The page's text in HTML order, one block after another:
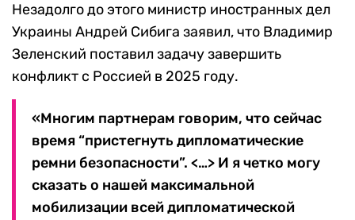
Незадолго до этого министр иностранных дел
Украины Андрей Сибига заявил, что Владимир
Зеленский поставил задачу завершить
конфликт с Россией в 2025 году.
«Многим партнерам говорим, что сейчас
время “пристегнуть дипломатические
ремни безопасности”. <…> И я четко могу
сказать о нашей максимальной
мобилизации всей дипломатической